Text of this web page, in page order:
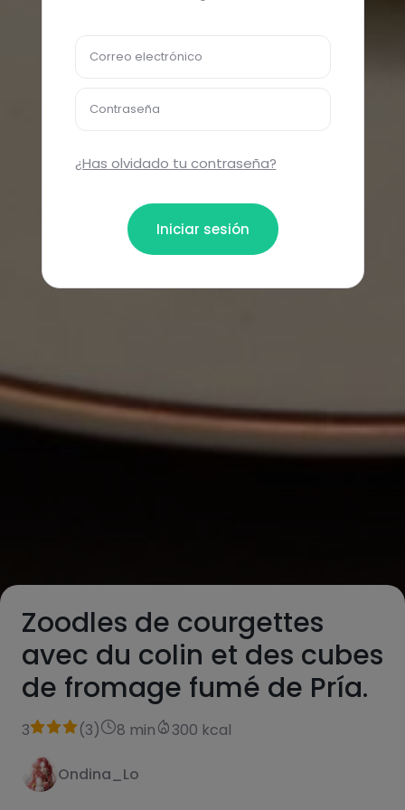
Zoodles de courgettes
avec du colin et des cubes
de fromage fumé de Pría.
3 (3) 8 min 300 kcal
Ondina_Lo
Correo electrónico
Contraseña
¿Has olvidado tu contraseña?
Iniciar sesión